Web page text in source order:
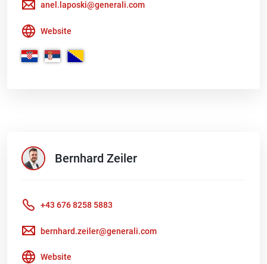
anel.laposki@generali.com
Website
Bernhard Zeiler
+43 676 8258 5883
bernhard.zeiler@generali.com
Website